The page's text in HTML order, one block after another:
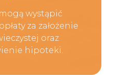
wystąpić
za założenie
oraz
hipoteki.